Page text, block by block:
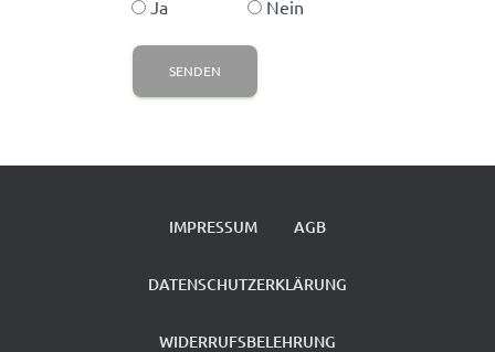
Ja Nein
SENDEN
IMPRESSUM AGB
DATENSCHUTZERKLÄRUNG
WIDERRUFSBELEHRUNG